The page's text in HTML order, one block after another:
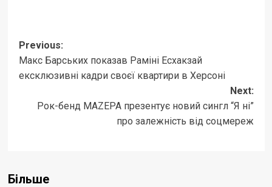
Post
navigation
Previous:
Макс Барських показав Раміні Есхакзай
ексклюзивні кадри своєї квартири в Херсоні
Next:
Рок-бенд MAZEPA презентує новий сингл “Я ні”
про залежність від соцмереж
Більше